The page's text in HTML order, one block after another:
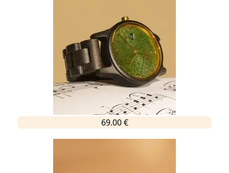
69.00 €